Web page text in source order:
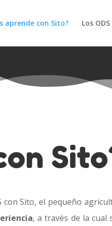
aprende con Sito? Los ODS
con Sito, el pequeño
, a través de la cual